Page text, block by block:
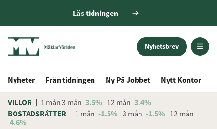
Läs tidningen
Nyhetsbrev
Nyheter Från tidningen Ny På Jobbet Nytt Kontor
VILLOR 1 mån 3 mån 3.5% 12 mån 3.4%
BOSTADSRÄTTER
1 mån -1.5% 3 mån -1.5% 12 mån
4.6%